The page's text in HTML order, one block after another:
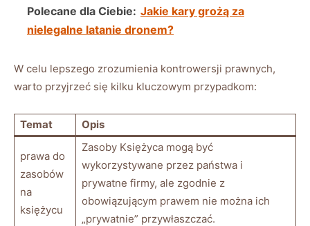
Polecane dla Ciebie: Jakie kary grożą za
nielegalne latanie dronem?
W celu lepszego zrozumienia kontrowersji prawnych,
warto przyjrzeć się kilku kluczowym przypadkom:
Temat Opis
prawa do
zasobów
na
księżycu
Zasoby Księżyca mogą być
wykorzystywane przez państwa i
prywatne firmy, ale zgodnie z
obowiązującym prawem nie można ich
„prywatnie” przywłaszczać.